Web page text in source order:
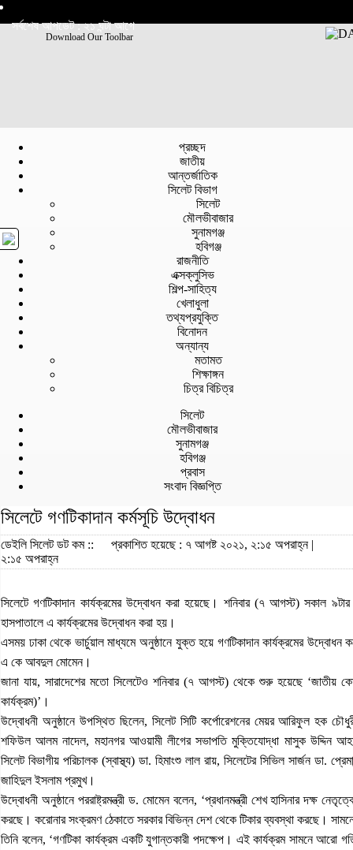
সর্বশেষ আপডেট : ২১ ঘন্টা আগে
Download Our Toolbar
প্রচ্ছদ
জাতীয়
আন্তর্জাতিক
সিলেট বিভাগ
সিলেট
মৌলভীবাজার
সুনামগঞ্জ
হবিগঞ্জ
রাজনীতি
এক্সক্লুসিভ
শিল্প-সাহিত্য
খেলাধুলা
তথ্যপ্রযুক্তি
বিনোদন
অন্যান্য
মতামত
শিক্ষাঙ্গন
চিত্র বিচিত্র
সিলেট
মৌলভীবাজার
সুনামগঞ্জ
হবিগঞ্জ
প্রবাস
সংবাদ বিজ্ঞপ্তি
সিলেটে গণটিকাদান কর্মসূচি উদ্বোধন
ডেইলি সিলেট ডট কম ::
প্রকাশিত হয়েছে : ৭ আগষ্ট ২০২১, ২:১৫ অপরাহ্ন |
২:১৫ অপরাহ্ন
সিলেটে গণটিকাদান কার্যক্রমের উদ্বোধন করা হয়েছে। শনিবার (৭ আগস্ট) সকাল ৯টার
হাসপাতালে এ কার্যক্রমের উদ্বোধন করা হয়।
এসময় ঢাকা থেকে ভার্চুয়াল মাধ্যমে অনুষ্ঠানে যুক্ত হয়ে গণটিকাদান কার্যক্রমের উদ্বোধন
এ কে আবদুল মোমেন।
জানা যায়, সারাদেশের মতো সিলেটেও শনিবার (৭ আগস্ট) থেকে শুরু হয়েছে ‘জাতীয়
কার্যক্রম)’।
উদ্বোধনী অনুষ্ঠানে উপস্থিত ছিলেন, সিলেট সিটি কর্পোরেশনের মেয়র আরিফুল হক
শফিউল আলম নাদেল, মহানগর আওয়ামী লীগের সভাপতি মুক্তিযোদ্ধা মাসুক উদ্দিন
সিলেট বিভাগীয় পরিচালক (স্বাস্থ্য) ডা. হিমাংশু লাল রায়, সিলেটের সিভিল সার্জন ডা.
জাহিদুল ইসলাম প্রমুখ।
উদ্বোধনী অনুষ্ঠানে পররাষ্ট্রমন্ত্রী ড. মোমেন বলেন, ‘প্রধানমন্ত্রী শেখ হাসিনার দক্ষ
করছে। করোনার সংক্রমণ ঠেকাতে সরকার বিভিন্ন দেশ থেকে টিকার ব্যবস্থা করছে।
তিনি বলেন, ‘গণটিকা কার্যক্রম একটি যুগান্তকারী পদক্ষেপ। এই কার্যক্রম সামনে আরো